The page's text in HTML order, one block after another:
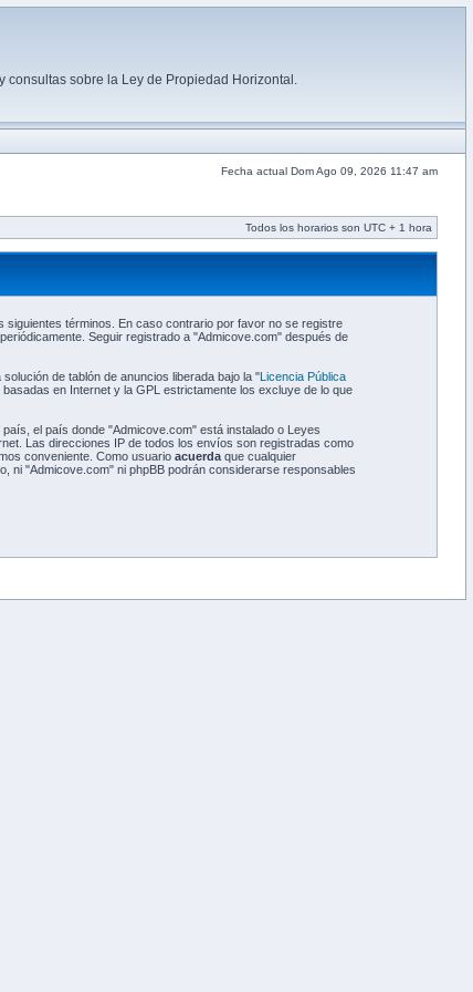
consultas sobre la Ley de Propiedad Horizontal.
Fecha actual Dom Ago 09, 2026 11:47 am
Todos los horarios son UTC + 1 hora
siguientes términos. En caso contrario por favor no se registre
Seguir registrado a "Admicove.com" después de
de tablón de anuncios liberada bajo la "Licencia Pública
en Internet y la GPL estrictamente los excluye de lo que
el país donde "Admicove.com" está instalado o Leyes
Las direcciones IP de todos los envíos son registradas como
conveniente. Como usuario acuerdaque cualquier
ni "Admicove.com" ni phpBB podrán considerarse responsables